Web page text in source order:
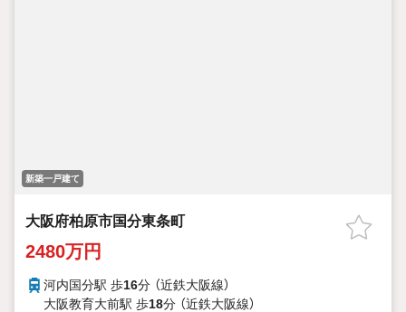
新築一戸建て
大阪府柏原市国分東条町
2480万円
河内国分駅 歩16分 （近鉄大阪線）
大阪教育大前駅 歩18分 （近鉄大阪線）